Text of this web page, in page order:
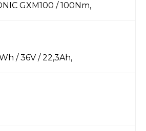
GXM100 / 100Nm,
/ 36V / 22,3Ah,